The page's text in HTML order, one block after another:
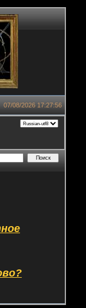
07/08/2026 17:27:56